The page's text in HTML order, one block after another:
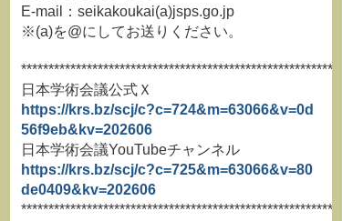
E-mail：seikakoukai(a)jsps.go.jp
※(a)を@にしてお送りください。
日本学術会議公式Ｘ
https://krs.bz/scj/c?c=724&m=63066&v=0d
56f9eb&kv=202606
日本学術会議YouTubeチャンネル
https://krs.bz/scj/c?c=725&m=63066&v=80
de0409&kv=202606